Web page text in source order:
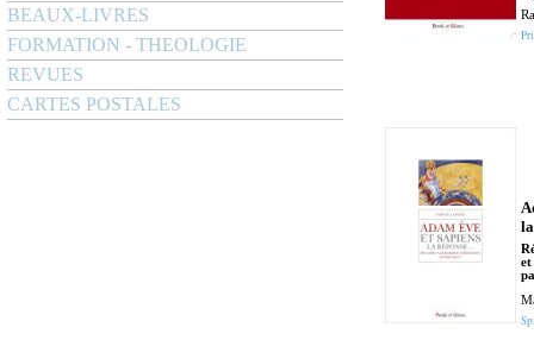
BEAUX-LIVRES
FORMATION - THEOLOGIE
REVUES
CARTES POSTALES
et